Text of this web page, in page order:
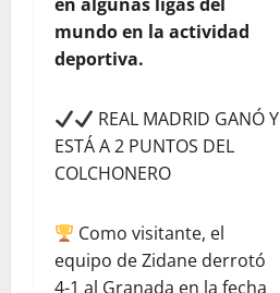
mundo en la actividad
deportiva.
REAL MADRID GANÓ Y
ESTÁ A 2 PUNTOS DEL
COLCHONERO
Como visitante, el
equipo de Zidane derrotó
4-1 al Granada en la fecha